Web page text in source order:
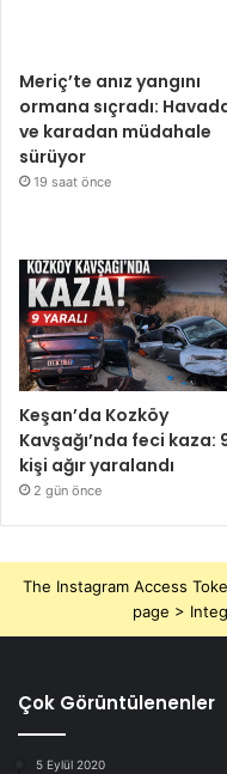
Meriç’te anız yangını
ormana sıçradı:
ve karadan müdahale
sürüyor
19 saat önce
Keşan’da Kozköy
Kavşağı’nda feci kaza:
kişi ağır yaralandı
2 gün önce
The Instagram Access
page >
Çok Görüntülenenler
5 Eylül 2020